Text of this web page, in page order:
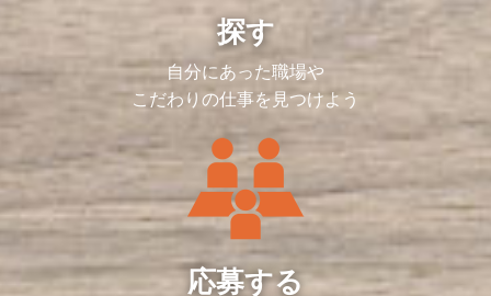
探す
自分にあった職場や
こだわりの仕事を見つけよう
応募する